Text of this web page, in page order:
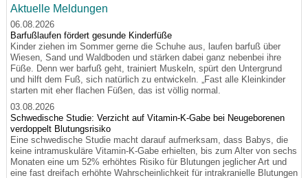
Aktuelle Meldungen
06.08.2026
Barfußlaufen fördert gesunde Kinderfüße
Kinder ziehen im Sommer gerne die Schuhe aus, laufen barfuß über
Wiesen, Sand und Waldboden und stärken dabei ganz nebenbei ihre
Füße. Denn wer barfuß geht, trainiert Muskeln, spürt den Untergrund
und hilft dem Fuß, sich natürlich zu entwickeln. „Fast alle Kleinkinder
starten mit eher flachen Füßen, das ist völlig normal.
03.08.2026
Schwedische Studie: Verzicht auf Vitamin-K-Gabe bei Neugeborenen
verdoppelt Blutungsrisiko
Eine schwedische Studie macht darauf aufmerksam, dass Babys, die
keine intramuskuläre Vitamin-K-Gabe erhielten, bis zum Alter von sechs
Monaten eine um 52% erhöhtes Risiko für Blutungen jeglicher Art und
eine fast dreifach erhöhte Wahrscheinlichkeit für intrakranielle Blutungen